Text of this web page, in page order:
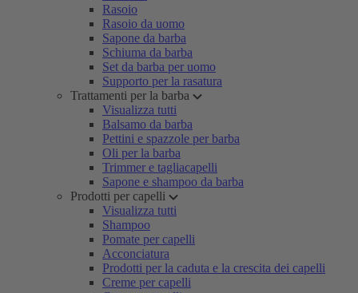
Rasoio
Rasoio da uomo
Sapone da barba
Schiuma da barba
Set da barba per uomo
Supporto per la rasatura
Trattamenti per la barba
Visualizza tutti
Balsamo da barba
Pettini e spazzole per barba
Oli per la barba
Trimmer e tagliacapelli
Sapone e shampoo da barba
Prodotti per capelli
Visualizza tutti
Shampoo
Pomate per capelli
Acconciatura
Prodotti per la caduta e la crescita dei capelli
Creme per capelli